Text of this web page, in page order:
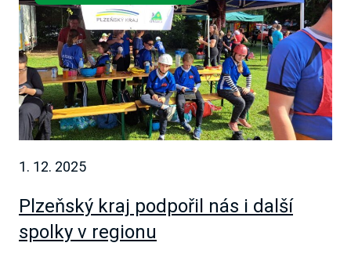
1. 12. 2025
Plzeňský kraj podpořil nás i další
spolky v regionu